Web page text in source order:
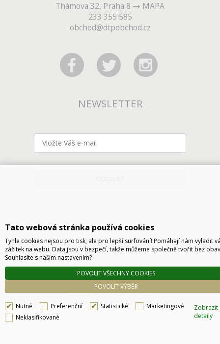
Thámova 32, Praha 8
MAPA
233 355 585
obchod@dtpobchod.cz
NEWSLETTER
Technické řešení © 2026 CyberSoft s.r.o.
Podle zákona o evidenci tržeb je prodávající povinen vystavit kupujícímu účtenku. Zároveň
je povinen zaevidovat přijatou tržbu u správce daně online, v případě technického
Tato webová stránka používá cookies
Tyhle cookies nejsou pro tisk, ale pro lepší surfování! Pomáhají nám vyladit
zážitek na webu. Data jsou v bezpečí, takže můžeme společně tvořit bez
Souhlasíte s naším nastavením?
POVOLIT VÝBĚR
POVOLIT VŠECHNY COOKIES
Nutné Preferenční Statistické
Marketingové
Neklasifikované
Zobrazit
detaily